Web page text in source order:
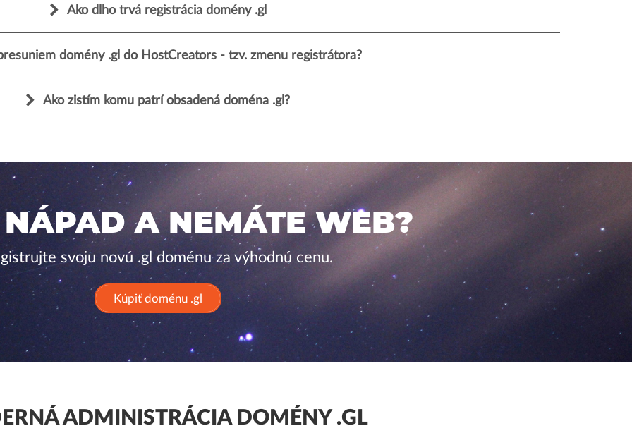
Ako dlho trvá registrácia domény .gl
domény .gl do HostCreators - tzv. zmenu registrátora?
Ako zistím komu patrí obsadená doména .gl?
A NEMÁTE WEB?
svoju novú .gl doménu za výhodnú cenu.
Kúpiť doménu .gl
ADMINISTRÁCIA DOMÉNY .GL